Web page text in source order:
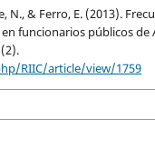
N., & Ferro, E. (2013).
funcionarios públicos de
(2).
RIIC/article/view/1759